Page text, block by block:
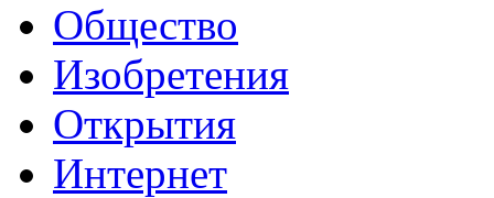
Общество
Изобретения
Открытия
Интернет